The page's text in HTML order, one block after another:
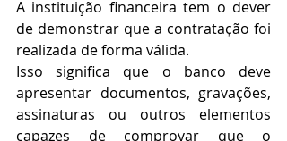
A instituição financeira tem o dever
de demonstrar que a contratação foi
realizada de forma válida.
Isso significa que o banco deve
apresentar documentos, gravações,
assinaturas ou outros elementos
capazes de comprovar que o